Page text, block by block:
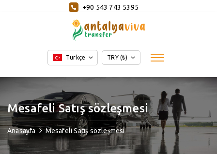
+90 543 743 5395
Türkçe TRY (₺)
Mesafeli Satış sözleşmesi
Anasayfa Mesafeli Satış sözleşmesi